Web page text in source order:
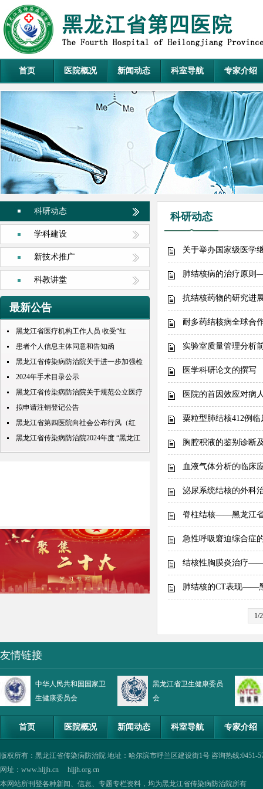
首页 医院概况 新闻动态 科室导航 专家介绍
科研动态
学科建设
新技术推广
科教讲堂
最新公告
黑龙江省医疗机构工作人员 收受“红
包”处理规定
患者个人信息主体同意和告知函
黑龙江省传染病防治院关于进一步加强检
查检验结果互认项目的公示
2024年手术目录公示
黑龙江省传染病防治院关于规范公立医疗
机构预交金管理工作实施情况的通知
拟申请注销登记公告
黑龙江省第四医院向社会公布行风（红
包） 问题投诉举报电话
黑龙江省传染病防治院2024年度 “黑龙江
人才周”公开招聘 拟录取人员名单公示
科研动态
肺结核病的治疗原则
抗结核药物的研究进
耐多药结核病全球合
实验室质量管理分析
医学科研论文的撰写
医院的首因效应对病
粟粒型肺结核412例
胸腔积液的鉴别诊
血液气体分析的临
泌尿系统结核的外科
脊柱结​核——黑龙江
急性呼吸窘迫综合症
结核性胸膜炎治疗——
肺结核的CT表现——
1/2
友情链接
中华人民共和国国家卫
生健康委员会
黑龙江省卫生健康委员
会
首页 医院概况 新闻动态 科室导航 专家介绍
版权所有：黑龙江省传染病防治院 地址：哈尔滨市呼兰区建设街1号 咨询热线:0451-
网址：www.hljjh.cn hljjh.org.cn
本网站所刊登各种新闻、信息、专题专栏资料，均为黑龙江省传染病防治院所有